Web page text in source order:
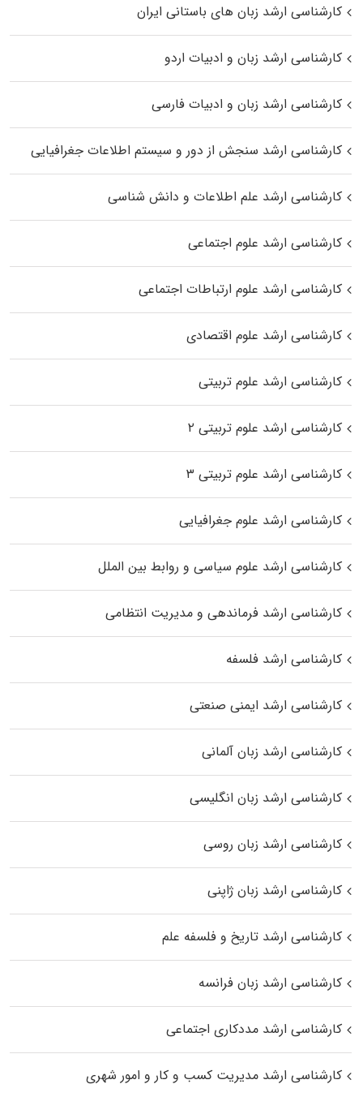
کارشناسی ارشد زبان‌ های باستانی ایران
کارشناسی ارشد زبان و ادبیات اردو
کارشناسی ارشد زبان و ادبیات فارسی
کارشناسی ارشد سنجش از دور و سیستم اطلاعات جغرافیایی
کارشناسی ارشد علم اطلاعات و دانش شناسی
کارشناسی ارشد علوم اجتماعی
کارشناسی ارشد علوم ارتباطات اجتماعی
کارشناسی ارشد علوم اقتصادی
کارشناسی ارشد علوم تربیتی
کارشناسی ارشد علوم تربیتی ۲
کارشناسی ارشد علوم تربیتی ۳
کارشناسی ارشد علوم جغرافیایی
کارشناسی ارشد علوم سیاسی و روابط بین الملل
کارشناسی ارشد فرماندهی و مدیریت انتظامی
کارشناسی ارشد فلسفه
کارشناسی ارشد ایمنی صنعتی
کارشناسی ارشد زبان آلمانی
کارشناسی ارشد زبان انگلیسی
کارشناسی ارشد زبان روسی
کارشناسی ارشد زبان ژاپنی
کارشناسی ارشد تاریخ و فلسفه علم
کارشناسی ارشد زبان فرانسه
کارشناسی ارشد مددکاری اجتماعی
کارشناسی ارشد مدیریت کسب و کار و امور شهری